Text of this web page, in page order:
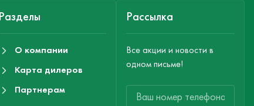
Разделы
О компании
Карта дилеров
Партнерам
Рассылка
Все акции и новости в
одном письме!